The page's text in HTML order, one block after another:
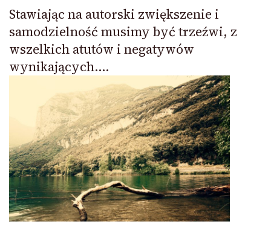
Stawiając na autorski zwiększenie i
samodzielność musimy być trzeźwi, z
wszelkich atutów i negatywów
wynikających….